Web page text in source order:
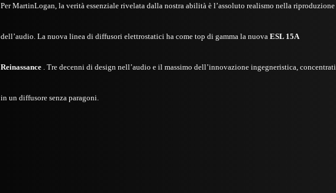
Per MartinLogan, la verità essenziale rivelata dalla nostra abilità è l’assoluto realismo nella riproduzione
dell’audio. La nuova linea di diffusori elettrostatici ha come top di gamma la nuova ESL 15A
Reinassance. Tre decenni di design nell’audio e il massimo dell’innovazione ingegneristica, concentrati
in un diffusore senza paragoni.